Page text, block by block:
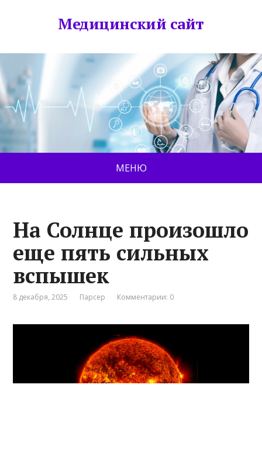
Медицинский сайт
МЕНЮ
На Солнце произошло
еще пять сильных
вспышек
8 декабря, 2025 Парсер Комментарии: 0